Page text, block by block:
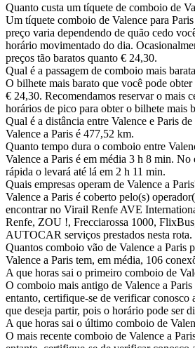
Quanto custa um tíquete de comboio de
Um tíquete comboio de Valence para
preço varia dependendo de quão cedo
horário movimentado do dia.
preços tão baratos quanto € 24,30.
Qual é a passagem de comboio mais
O bilhete mais barato que você pode obter
€ 24,30. Recomendamos reservar o mais
horários de pico para obter o bilhete mais
Qual é a distância entre Valence e Paris
Valence a Paris é 477,52 km.
Quanto tempo dura o comboio entre
Valence a Paris é em média 3 h 8 min. No
rápida o levará até lá em 2 h 11 min.
Quais empresas operam de Valence a
Valence a Paris é coberto pelo(s)
encontrar no Virail Renfe AVE
Renfe, ZOU !, Frecciarossa 1000,
AUTOCAR serviços prestados nesta rota.
Quantos comboio vão de Valence a Paris
Valence a Paris tem, em média, 106
A que horas sai o primeiro comboio de
O comboio mais antigo de Valence a
entanto, certifique-se de verificar conosco
que deseja partir, pois o horário pode ser
A que horas sai o último comboio de
O mais recente comboio de Valence a